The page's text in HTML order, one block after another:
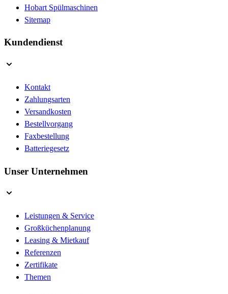
Hobart Spülmaschinen
Sitemap
Kundendienst
Kontakt
Zahlungsarten
Versandkosten
Bestellvorgang
Faxbestellung
Batteriegesetz
Unser Unternehmen
Leistungen & Service
Großküchenplanung
Leasing & Mietkauf
Referenzen
Zertifikate
Themen